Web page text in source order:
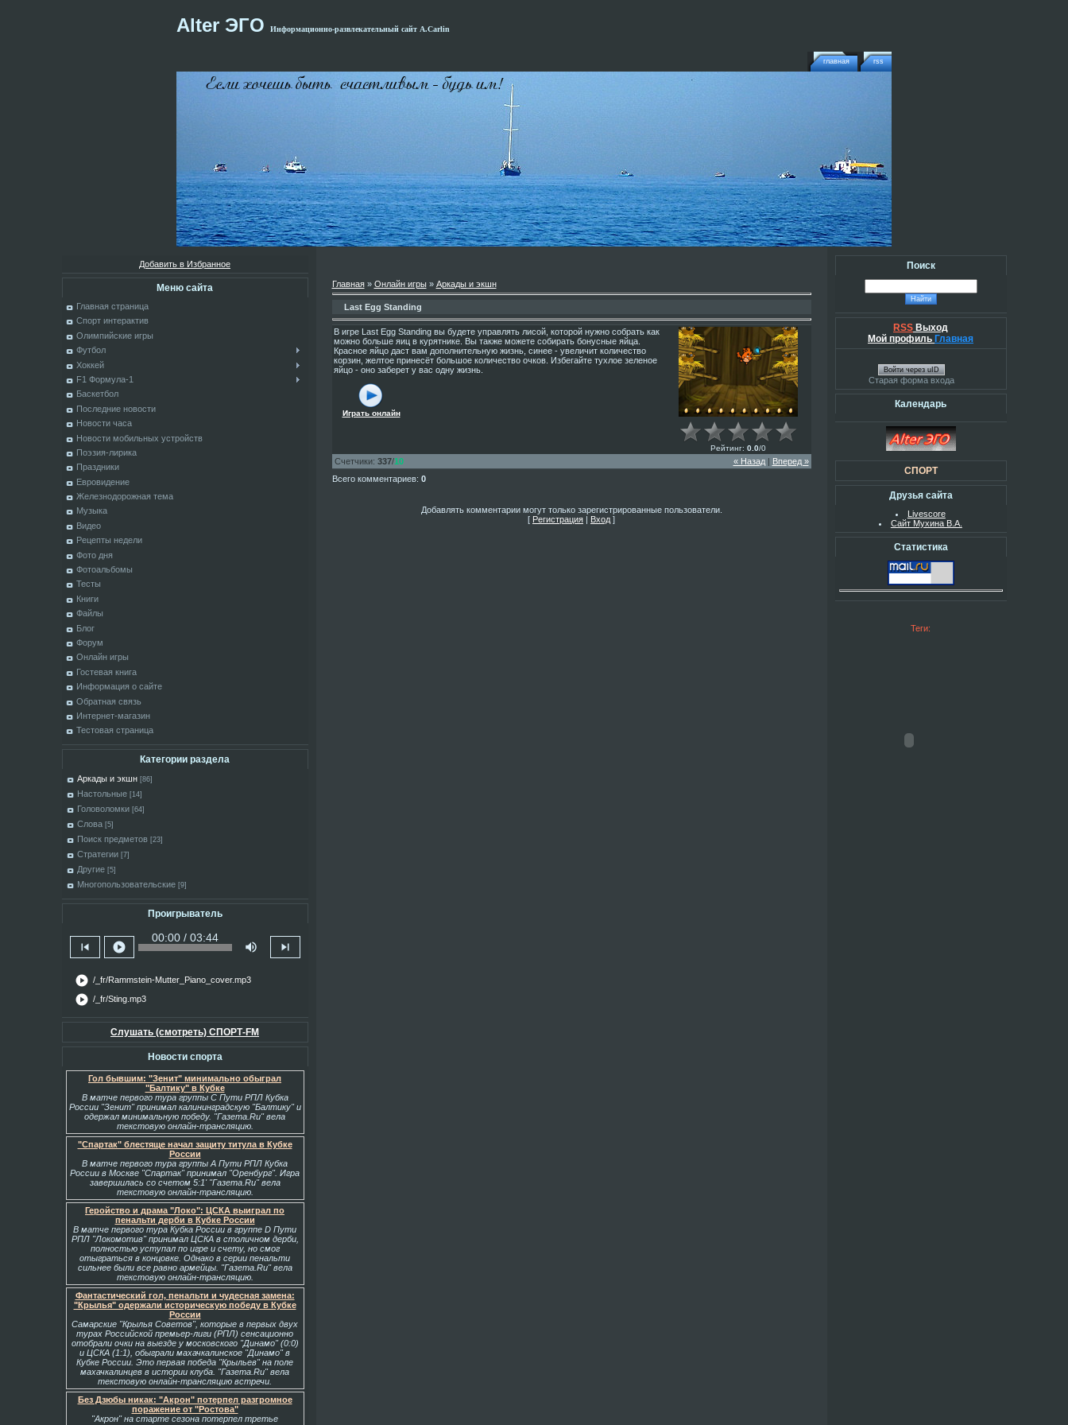
Alter ЭГО Информационно-развлекательный сайт А.Carlin
rss
главная
Добавить в Избранное
Меню сайта
Главная страница
Спорт интерактив
Олимпийские игры
Футбол
Хоккей
F1 Формула-1
Баскетбол
Последние новости
Новости часа
Новости мобильных устройств
Поэзия-лирика
Праздники
Евровидение
Железнодорожная тема
Музыка
Видео
Рецепты недели
Фото дня
Фотоальбомы
Тесты
Книги
Файлы
Блог
Форум
Онлайн игры
Гостевая книга
Информация о сайте
Обратная связь
Интернет-магазин
Тестовая страница
Категории раздела
Аркады и экшн [86]
Настольные [14]
Головоломки [64]
Слова [5]
Поиск предметов [23]
Стратегии [7]
Другие [5]
Многопользовательские [9]
Проигрыватель
skip_previous play_circle
00:00 / 03:44
volume_up skip_next
play_circle /_fr/Rammstein-Mutter_Piano_cover.mp3
play_circle /_fr/Sting.mp3
Слушать (смотреть) СПОРТ-FM
Новости спорта
Гол бывшим: "Зенит" минимально обыграл
"Балтику" в Кубке
В матче первого тура группы С Пути РПЛ Кубка
России "Зенит" принимал калининградскую "Балтику" и
одержал минимальную победу. "Газета.Ru" вела
текстовую онлайн-трансляцию.
"Спартак" блестяще начал защиту титула в Кубке
России
В матче первого тура группы А Пути РПЛ Кубка
России в Москве "Спартак" принимал "Оренбург". Игра
завершилась со счетом 5:1' "Газета.Ru" вела
текстовую онлайн-трансляцию.
Геройство и драма "Локо": ЦСКА выиграл по
пенальти дерби в Кубке России
В матче первого тура Кубка России в группе D Пути
РПЛ "Локомотив" принимал ЦСКА в столичном дерби,
полностью уступал по игре и счету, но смог
отыграться в концовке. Однако в серии пенальти
сильнее были все равно армейцы. "Газета.Ru" вела
текстовую онлайн-трансляцию.
Фантастический гол, пенальти и чудесная замена:
"Крылья" одержали историческую победу в Кубке
России
Самарские "Крылья Советов", которые в первых двух
турах Российской премьер-лиги (РПЛ) сенсационно
отобрали очки на выезде у московского "Динамо" (0:0)
и ЦСКА (1:1), обыграли махачкалинское "Динамо" в
Кубке России. Это первая победа "Крыльев" на поле
махачкалинцев в истории клуба. "Газета.Ru" вела
текстовую онлайн-трансляцию встречи.
Без Дзюбы никак: "Акрон" потерпел разгромное
поражение от "Ростова"
"Акрон" на старте сезона потерпел третье
Главная» Онлайн игры» Аркады и экшн
Last Egg Standing
В игре Last Egg Standing вы будете управлять лисой, которой нужно собрать как
можно больше яиц в курятнике. Вы также можете собирать бонусные яйца.
Красное яйцо даст вам дополнительную жизнь, синее - увеличит количество
корзин, желтое принесёт большое количество очков. Избегайте тухлое зеленое
яйцо - оно заберет у вас одну жизнь.
Играть онлайн
Рейтинг: 0.0/0
« Назад| Вперед »
Счетчики: 337/10
Всего комментариев: 0
Добавлять комментарии могут только зарегистрированные пользователи.
[ Регистрация Вход ]
Поиск
RSS Выход
Мой профиль Главная
Войти через uID
Старая форма входа
Календарь
СПОРТ
Друзья сайта
Livescore
Сайт Мухина В.А.
Статистика
Теги: